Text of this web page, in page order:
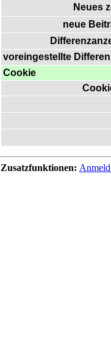
Neues
neue
voreingestellte
Cookie
Zusatzfunktionen: